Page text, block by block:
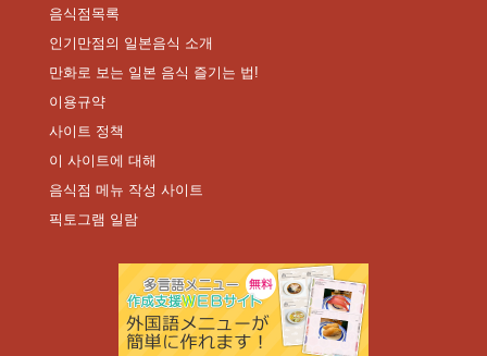
음식점목록
인기만점의 일본음식 소개
만화로 보는 일본 음식 즐기는 법!
이용규약
사이트 정책
이 사이트에 대해
음식점 메뉴 작성 사이트
픽토그램 일람